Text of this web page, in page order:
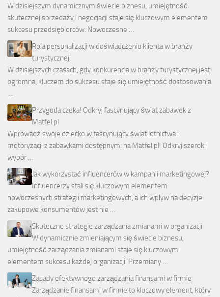
W dzisiejszym dynamicznym świecie biznesu, umiejętność
skutecznej sprzedaży i negocjacji staje się kluczowym elementem
sukcesu przedsiębiorców. Nowoczesne …
Rola personalizacji w doświadczeniu klienta w branży
turystycznej
W dzisiejszych czasach, gdy konkurencja w branży turystycznej jest
ogromna, kluczem do sukcesu staje się umiejętność dostosowania
…
Przygoda czeka! Odkryj fascynujący świat zabawek z
Matfel.pl
Wprowadź swoje dziecko w fascynujący świat lotnictwa i
motoryzacji z zabawkami dostępnymi na Matfel.pl! Odkryj szeroki
wybór …
Jak wykorzystać influencerów w kampanii marketingowej?
Influencerzy stali się kluczowym elementem
nowoczesnych strategii marketingowych, a ich wpływ na decyzje
zakupowe konsumentów jest nie …
Skuteczne strategie zarządzania zmianami w organizacji
W dynamicznie zmieniającym się świecie biznesu,
umiejętność zarządzania zmianami staje się kluczowym
elementem sukcesu każdej organizacji. Przemiany …
Zasady efektywnego zarządzania finansami w firmie
Zarządzanie finansami w firmie to kluczowy element, który